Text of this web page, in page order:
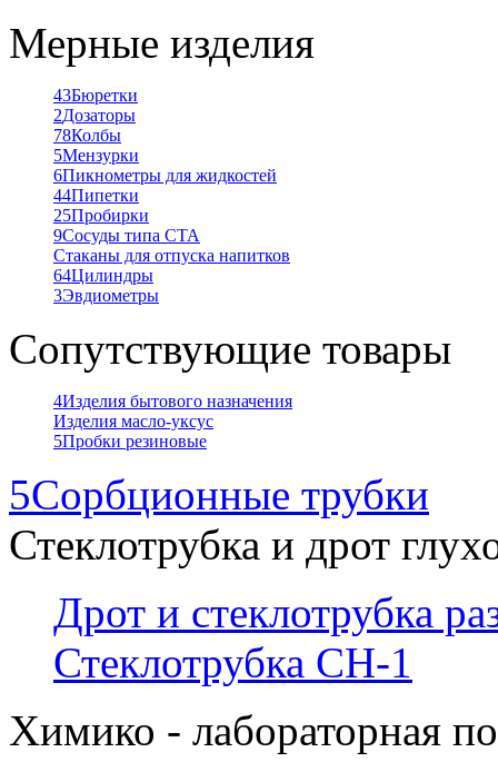
Мерные изделия
43Бюретки
2Дозаторы
78Колбы
5Мензурки
6Пикнометры для жидкостей
44Пипетки
25Пробирки
9Сосуды типа СТА
Стаканы для отпуска напитков
64Цилиндры
3Эвдиометры
Сопутствующие товары
4Изделия бытового назначения
Изделия масло-уксус
5Пробки резиновые
5Сорбционные трубки
Стеклотрубка и дрот
Дрот и стеклотрубка
Стеклотрубка СН-1
Химико - лабораторная